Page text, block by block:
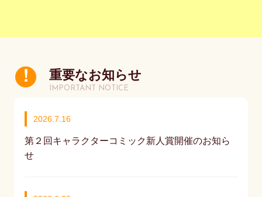
重要なお知らせ
IMPORTANT NOTICE
2026.7.16
第２回キャラクターコミック新人賞開催のお知ら
せ